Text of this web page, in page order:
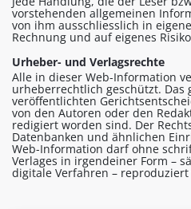
vorstehenden allgemeinen
von ihm ausschliesslich in
Rechnung und auf eigenes
Urheber- und Verlagsrechte
Alle in dieser Web-Information
urheberrechtlich geschützt. Das
veröffentlichten
von den Autoren oder den
redigiert worden sind. Der
Datenbanken und ähnlichen
Web-Information darf ohne
Verlages in irgendeiner Form –
digitale Verfahren –